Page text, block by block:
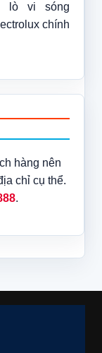
lò vi sóng
chính
hàng nên
chỉ cụ thể.
.